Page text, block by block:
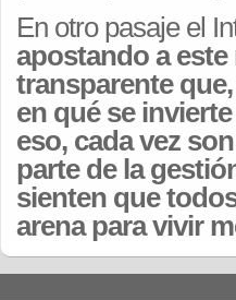
En otro pasaje el
apostando a
transparente
en qué se
eso, cada vez
parte de la
sienten que
arena para vivir